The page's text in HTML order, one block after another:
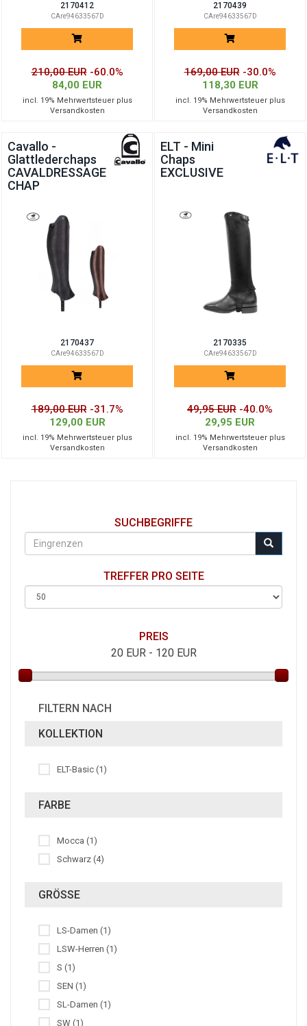
2170412
CAre94633567D
210,00 EUR -60.0%
84,00 EUR
incl. 19% Mehrwertsteuer plus
Versandkosten
2170439
CAre94633567D
169,00 EUR -30.0%
118,30 EUR
incl. 19% Mehrwertsteuer plus
Versandkosten
Cavallo -
Glattlederchaps
CAVALDRESSAGE
CHAP
2170437
CAre94633567D
189,00 EUR -31.7%
129,00 EUR
incl. 19% Mehrwertsteuer plus
Versandkosten
ELT - Mini
Chaps
EXCLUSIVE
2170335
CAre94633567D
49,95 EUR -40.0%
29,95 EUR
incl. 19% Mehrwertsteuer plus
Versandkosten
SUCHBEGRIFFE
TREFFER PRO SEITE
PREIS
20EUR - 120EUR
FILTERN NACH
KOLLEKTION
ELT-Basic (1)
FARBE
Mocca (1)
Schwarz (4)
GRÖSSE
LS-Damen (1)
LSW-Herren (1)
S (1)
SEN (1)
SL-Damen (1)
SW (1)